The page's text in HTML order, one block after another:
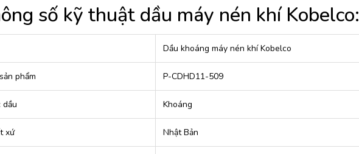
số kỹ thuật dầu máy nén khí Kobelco:
Dầu khoáng máy nén khí Kobelco
phẩm P-CDHD11-509
dầu Khoáng
xứ Nhật Bản